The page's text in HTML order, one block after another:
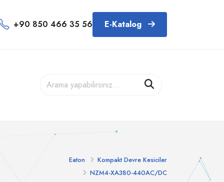
+90 850 466 35 56 E-Katalog
Eaton
Kompakt Devre Kesiciler
NZM4-XA380-440AC/DC